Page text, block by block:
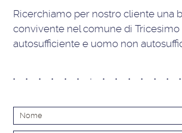
Ricerchiamo per nostro cliente una
convivente nel comune di Tricesimo
autosufficiente e uomo non